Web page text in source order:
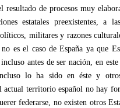
resultado de procesos muy
estatales preexistentes, a
militares y razones
es el caso de España ya que
antes de ser nación, en
lo ha sido en éste y
actual territorio español no hay
federarse, no existen otros